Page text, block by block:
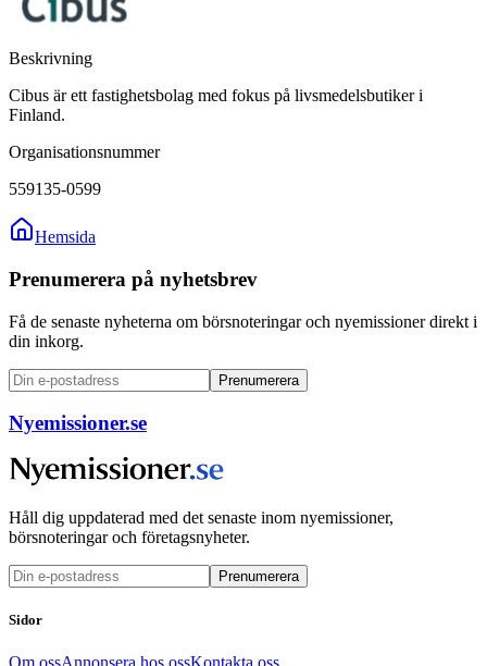
Beskrivning
Cibus är ett fastighetsbolag med fokus på livsmedelsbutiker i
Finland.
Organisationsnummer
559135-0599
Hemsida
Prenumerera på nyhetsbrev
Få de senaste nyheterna om börsnoteringar och nyemissioner direkt i
din inkorg.
Prenumerera
Nyemissioner.se
Håll dig uppdaterad med det senaste inom nyemissioner,
börsnoteringar och företagsnyheter.
Prenumerera
Sidor